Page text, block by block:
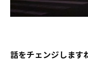
話をチェンジします